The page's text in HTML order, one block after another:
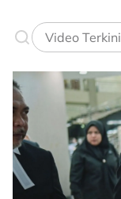
Video